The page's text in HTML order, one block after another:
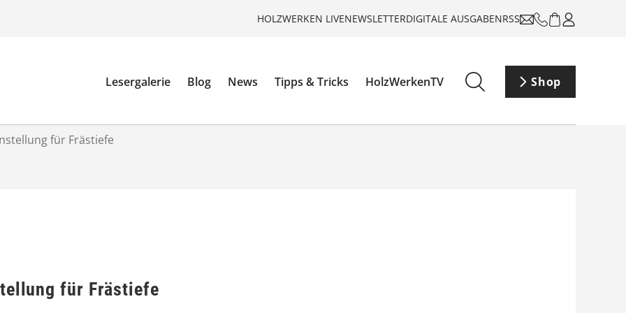
HOLZWERKEN LIVENEWSLETTERDIGITALE AUSGABENRSS
Lesergalerie Blog News Tipps & Tricks HolzWerkenTV Shop
für Frästiefe
für Frästiefe